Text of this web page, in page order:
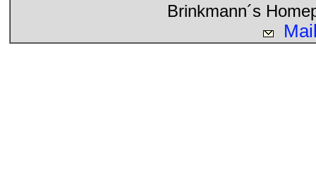
Brinkmann´s